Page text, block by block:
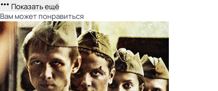
Показать ещё
Вам может понравиться